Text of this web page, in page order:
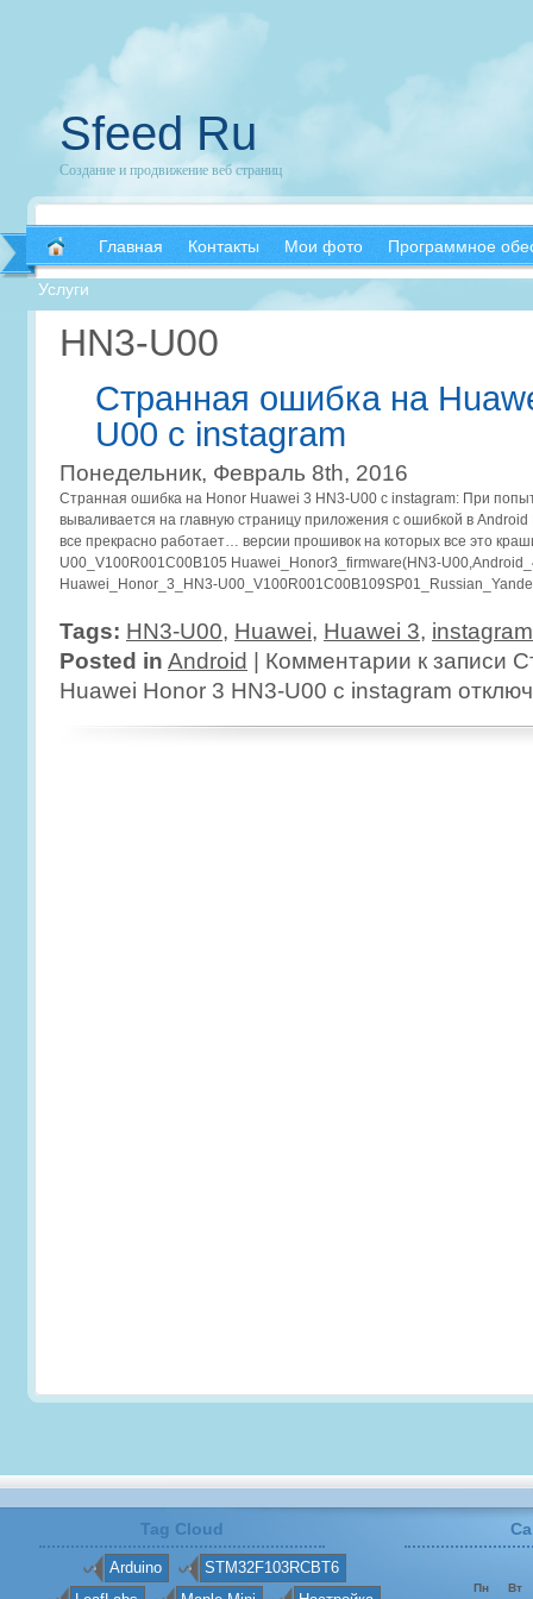
Sfeed Ru
Создание и продвижение веб страниц
Главная Контакты Мои фото Программное
Услуги
HN3-U00
Странная ошибка на
U00 с instagram
Понедельник, Февраль 8th, 2016
Странная ошибка на Honor Huawei 3 HN3-U00 с instagram: При
вываливается на главную страницу приложения с ошибкой в Android
все прекрасно работает… версии прошивок на которых все это
U00_V100R001C00B105 Huawei_Honor3_firmware(HN3-
Huawei_Honor_3_HN3-
Tags: HN3-U00, Huawei, Huawei 3, instagram
Posted in Android Комментарии к записи
Huawei Honor 3 HN3-U00 с instagram
Tag Cloud
Arduino
STM32F103RCBT6
Пн Вт